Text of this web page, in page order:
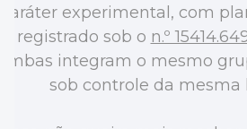
caráter experimental, com
registrado sob o n.º
integram o mesmo
sob controle da mesma